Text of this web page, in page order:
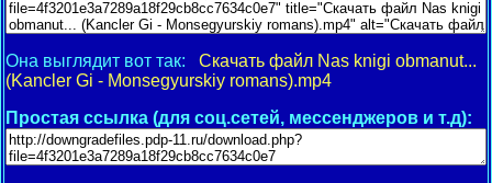
Она выглядит вот так: Скачать файл Nas knigi obmanut...
(Kancler Gi - Monsegyurskiy romans).mp4
Простая ссылка (для соц.сетей, мессенджеров и т.д):